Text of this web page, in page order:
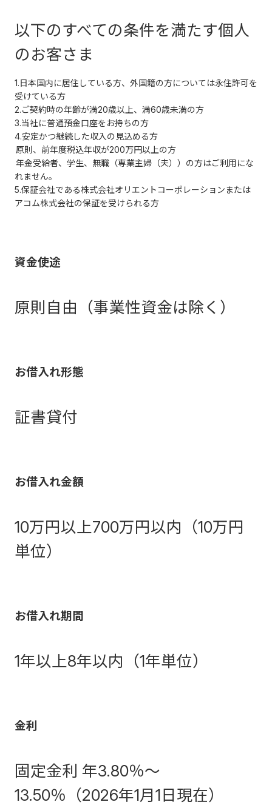
以下のすべての条件を満たす個人
のお客さま
1.日本国内に居住している方、外国籍の方については永住許可を
受けている方
2.ご契約時の年齢が満20歳以上、満60歳未満の方
3.当社に普通預金口座をお持ちの方
4.安定かつ継続した収入の見込める方
原則、前年度税込年収が200万円以上の方
年金受給者、学生、無職（専業主婦（夫））の方はご利用にな
れません。
5.保証会社である株式会社オリエントコーポレーションまたは
アコム株式会社の保証を受けられる方
資金使途
原則自由（事業性資金は除く）
お借入れ形態
証書貸付
お借入れ金額
10万円以上700万円以内（10万円
単位）
お借入れ期間
1年以上8年以内（1年単位）
金利
固定金利 年3.80％～
13.50％ （2026年1月1日現在）